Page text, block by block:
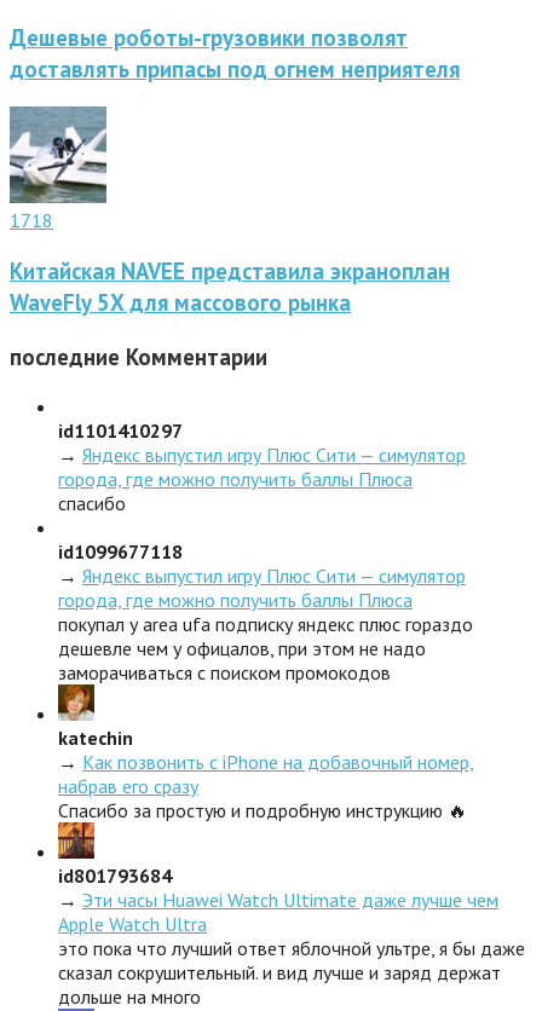
Дешевые роботы-грузовики позволят
доставлять припасы под огнем неприятеля
1718
Китайская NAVEE представила экраноплан
WaveFly 5X для массового рынка
последние Комментарии
id1101410297
→ Яндекс выпустил игру Плюс Сити — симулятор
города, где можно получить баллы Плюса
спасибо
id1099677118
→ Яндекс выпустил игру Плюс Сити — симулятор
города, где можно получить баллы Плюса
покупал у area ufa подписку яндекс плюс гораздо
дешевле чем у офицалов, при этом не надо
заморачиваться с поиском промокодов
katechin
→ Как позвонить с iPhone на добавочный номер,
набрав его сразу
Спасибо за простую и подробную инструкцию 🔥
id801793684
→ Эти часы Huawei Watch Ultimate даже лучше чем
Apple Watch Ultra
это пока что лучший ответ яблочной ультре, я бы даже
сказал сокрушительный. и вид лучше и заряд держат
дольше на много